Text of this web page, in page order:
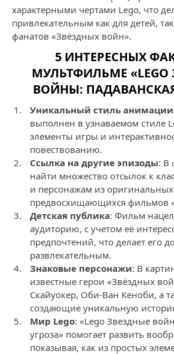
характерными чертами Lego, что
привлекательным как для детей,
фанатов «Звёздных войн».
5 ИНТЕРЕСНЫХ
МУЛЬТФИЛЬМЕ «LEGO
ВОЙНЫ:
Уникальный стиль анимации
выполнен в узнаваемом стиле
элементы игры и
повествованию.
Ссылка на другие эпизоды: В
найти множество отсылок к
и персонажам из
предвосхищающихся фильмов
Детская публика: Фильм
аудиторию, с учетом её
предпочтений, что делает его
развлекательным.
Знаковые персонажи: В
известные герои «Звёздных
Скайуокер, Оби-Ван Кеноби, а
создающие уникальную
Мир Lego: «Lego Звездные
угроза» помогает развить
показывая, как из простых